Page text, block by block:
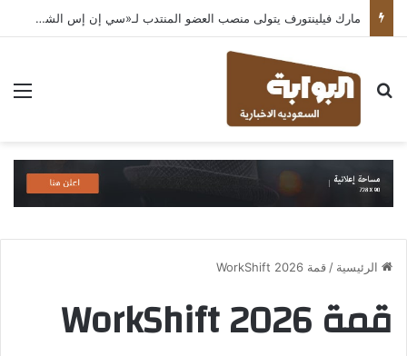
مارك فيلينتورف يتولى منصب العضو المنتدب لـ«سي إن إس الشرق الأوسط» ويشرف على شركات قطاع التكنولوجيا ضمن مجموعة غباش
بحث عن
الرئيسية / قمة WorkShift 2026
قمة WorkShift 2026